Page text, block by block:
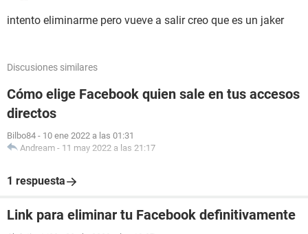
intento eliminarme pero vueve a salir creo que es un jaker
Discusiones similares
Cómo elige Facebook quien sale en tus accesos
directos
Bilbo84 - 10 ene 2022 a las 01:31
Andream - 11 may 2022 a las 21:17
1 respuesta
Link para eliminar tu Facebook definitivamente